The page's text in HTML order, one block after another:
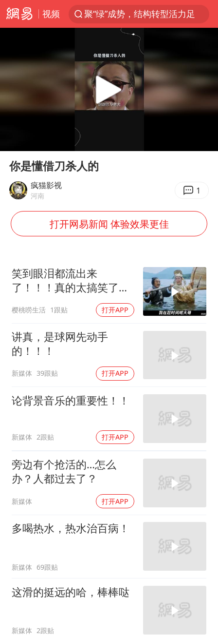
视频
聚“绿”成势，结构转型活力足
台风白海豚影响中国已成定局
金饰克价大幅跳涨
多地要求领导干部带头休假
今年4位周星驰电影配角去世
中国五箭齐发反制美国
律师称“梅姨”若满75岁或不适用死刑
要给全体职工“应休尽休”的底气
中国经济展现强大韧性和活力
Play
你是懂借刀杀人的
疯猫影视
河南 1
打开网易新闻 体验效果更佳
笑到眼泪都流出来
了！！！真的太搞笑了！
星爷不愧是第一喜剧之王
樱桃唠生活 1跟贴 打开APP
讲真，是球网先动手
的！！！
新媒体 39跟贴 打开APP
论背景音乐的重要性！！
新媒体 2跟贴 打开APP
旁边有个抢活的…怎么
办？人都过去了？
新媒体 打开APP
多喝热水，热水治百病！
新媒体 69跟贴
这滑的挺远的哈，棒棒哒
新媒体 2跟贴